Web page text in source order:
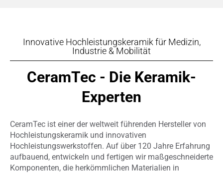
Innovative Hochleistungskeramik für Medizin,
Industrie & Mobilität
CeramTec - Die Keramik-
Experten
CeramTec ist einer der weltweit führenden Hersteller von
Hochleistungskeramik und innovativen
Hochleistungswerkstoffen. Auf über 120 Jahre Erfahrung
aufbauend, entwickeln und fertigen wir maßgeschneiderte
Komponenten, die herkömmlichen Materialien in